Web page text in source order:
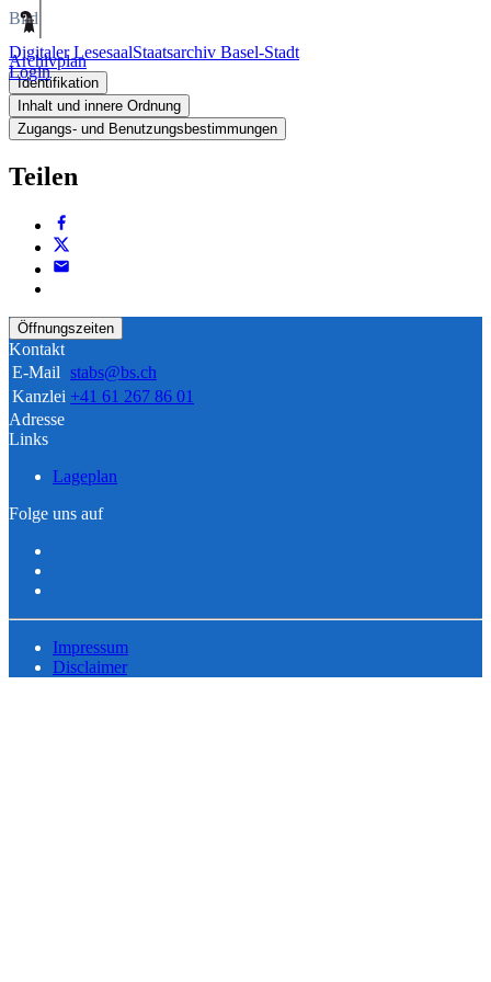
Digitaler LesesaalStaatsarchiv Basel-Stadt
Login
Bild
Archivplan
Identifikation
Inhalt und innere Ordnung
Zugangs- und Benutzungsbestimmungen
Teilen
Öffnungszeiten
Kontakt
E-Mail stabs@bs.ch
Kanzlei +41 61 267 86 01
Adresse
Links
Lageplan
Folge uns auf
Impressum
Disclaimer